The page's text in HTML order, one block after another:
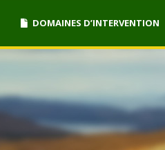
DOMAINES D’INTERVENTION